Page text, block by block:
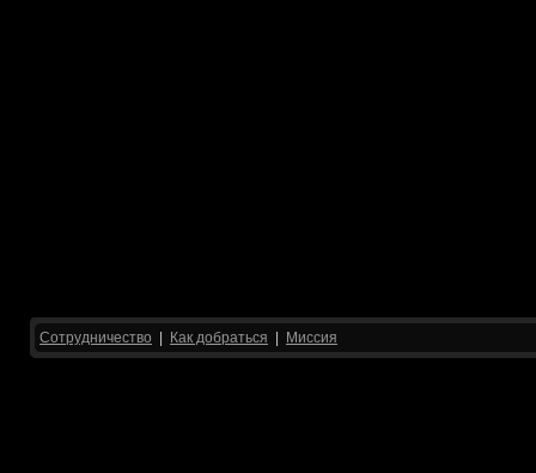
Сотрудничество Как добраться Миссия